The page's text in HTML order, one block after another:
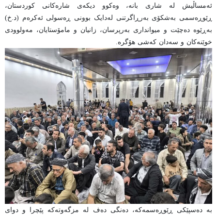
ئەمساڵیش لە شاری بانە، وەکوو دیکەی شارەکانی کوردستان،
ڕێوڕەسمی بەشکۆی بەرڕاگرتنی لەدایک بوونی ڕەسولی ئەکرەم (د.خ)
بەڕێوە دەچێت و میوانداری بەرپرسان، زانیان و مامۆستایان، مەولوودی
خوێنەکان و سەدان کەشی هۆگرە.
بە دەسپێکی ڕێوڕەسمەکە، دەنگی دەف لە مزگەوتەکە پێچرا و دوای